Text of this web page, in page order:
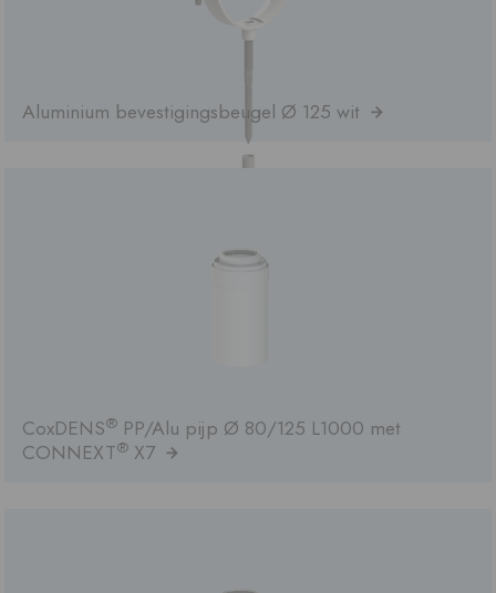
Aluminium bevestigingsbeugel Ø 125 wit
CoxDENS® PP/Alu pijp Ø 80/125 L1000 met
CONNEXT® X7